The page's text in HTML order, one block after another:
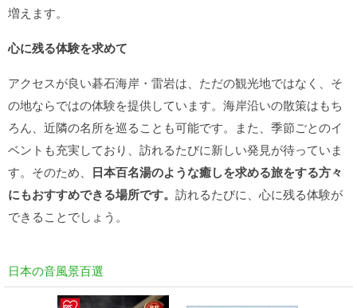
増えます。
心に残る体験を求めて
アクセスが良い碁石海岸・雷岩は、ただの観光地ではなく、そ
の地ならではの体験を提供しています。海岸沿いの散策はもち
ろん、近隣の名所を巡ることも可能です。また、季節ごとのイ
ベントも充実しており、訪れるたびに新しい発見が待っていま
す。そのため、 日本百名湯のような癒しを求める旅をする方々
にもおすすめできる場所です。 訪れるたびに、心に残る体験が
できることでしょう。
日本の音風景百選